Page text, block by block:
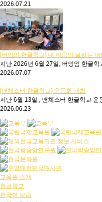
2026.07.21
[버밍엄 한글학교] 내 마음의 날씨는
지난 2026년 6월 27일, 버밍엄 한글
2026.07.07
[맨체스터 한글학교] 운동회 개최
지난 6월 13일 , 맨체스터 한글학교
2026.06.23
교육원 소개
한글학교
한국어 보급